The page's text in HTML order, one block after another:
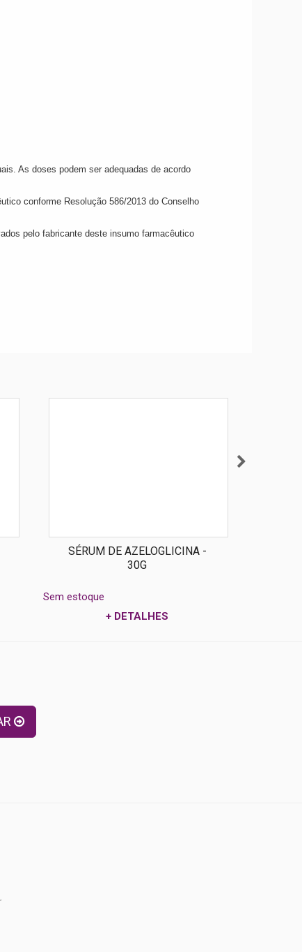
As doses podem ser adequadas de acordo
conforme Resolução 586/2013 do Conselho
pelo fabricante deste insumo farmacêutico
SÉRUM DE AZELOGLICINA -
30G
Sem estoque
+ DETALHES